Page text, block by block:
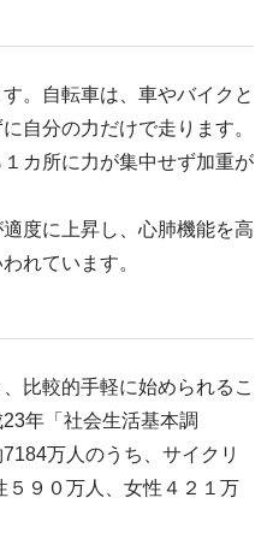
。自転車は、車やバイクと
自分の力だけで走ります。
カ所に力が集中せず加重が
度に上昇し、心肺機能を高
れています。
比較的手軽に始められるこ
年「社会生活基本調
万人のうち、サイクリ
５９０万人、女性４２１万